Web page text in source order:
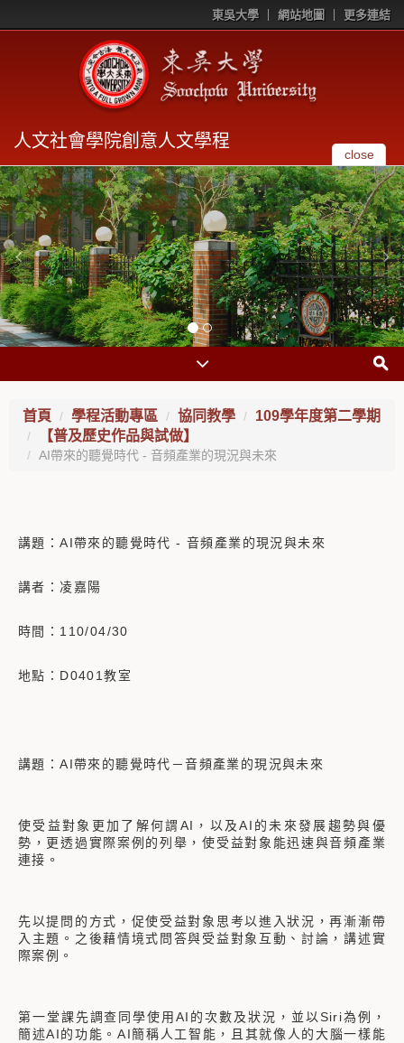
東吳大學 網站地圖 更多連結
人文社會學院創意人文學程
close
首頁 學程活動專區 協同教學
109學年度第二學期
【普及歷史作品與試做】
AI帶來的聽覺時代 - 音頻產業的現況與未來
講題：AI帶來的聽覺時代 - 音頻產業的現況與未來
講者：凌嘉陽
時間：110/04/30
地點：D0401教室
講題：AI帶來的聽覺時代－音頻產業的現況與未來
使受益對象更加了解何謂AI，以及AI的未來發展趨勢與優
勢，更透過實際案例的列舉，使受益對象能迅速與音頻產業
連接。
先以提問的方式，促使受益對象思考以進入狀況，再漸漸帶
入主題。之後藉情境式問答與受益對象互動、討論，講述實
際案例。
第一堂課先調查同學使用AI的次數及狀況，並以Siri為例，
簡述AI的功能。AI簡稱人工智能，且其就像人的大腦一樣能